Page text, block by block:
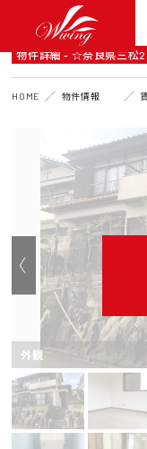
DETAIL
物件詳細 - ☆奈良県三松2
HOME 物件情報
外観